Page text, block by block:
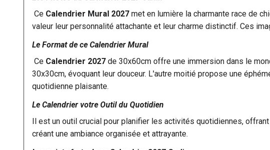
Ce Calendrier Mural 2027 met en lumière la charmante race de
valeur leur personnalité attachante et leur charme distinctif. Ces
Le Format de ce Calendrier Mural
Ce Calendrier 2027 de 30x60cm offre une immersion dans le
30x30cm, évoquant leur douceur. L'autre moitié propose une
quotidienne plaisante.
Le Calendrier votre Outil du Quotidien
Il est un outil crucial pour planifier les activités quotidiennes,
créant une ambiance organisée et attrayante.